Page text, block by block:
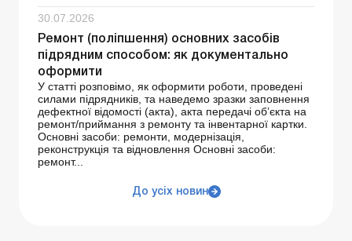
30.07.2026
Ремонт (поліпшення) основних засобів
підрядним способом: як документально
оформити
У статті розповімо, як оформити роботи, проведені
силами підрядників, та наведемо зразки заповнення
дефектної відомості (акта), акта передачі об’єкта на
ремонт/приймання з ремонту та інвентарної картки.
Основні засоби: ремонти, модернізація,
реконструкція та відновлення Основні засоби:
ремонт...
До усіх новин